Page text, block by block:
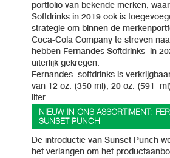
portfolio van bekende merken,
Softdrinks in 2019 ook is
strategie om binnen de
Coca-Cola Company te streven
hebben Fernandes Softdrinks in
uiterlijk gekregen.
Fernandes softdrinks is
van 12 oz. (350 ml), 20 oz. (591
liter.
NIEUW IN ONS ASSORTIMENT:
SUNSET PUNCH
De introductie van Sunset Punch
het verlangen om het